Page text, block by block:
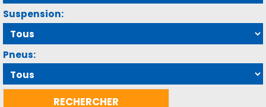
Suspension:
Pneus: